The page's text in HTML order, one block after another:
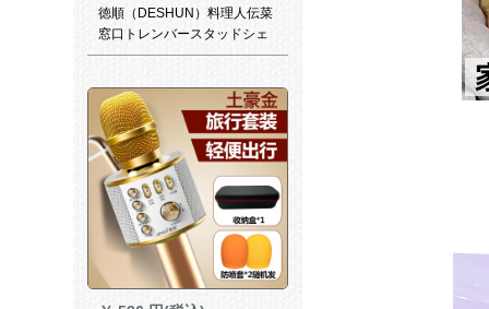
徳順（DESHUN）料理人伝菜
窓口トレンバースタッドシェ
フ食堂食事代所拡大音器双方